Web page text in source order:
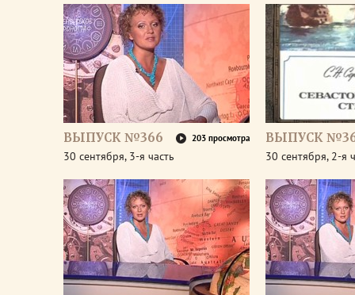
ВЫПУСК №366 203 просмотра
30 сентября, 3-я часть
ВЫПУСК
30 сентября, 2-я